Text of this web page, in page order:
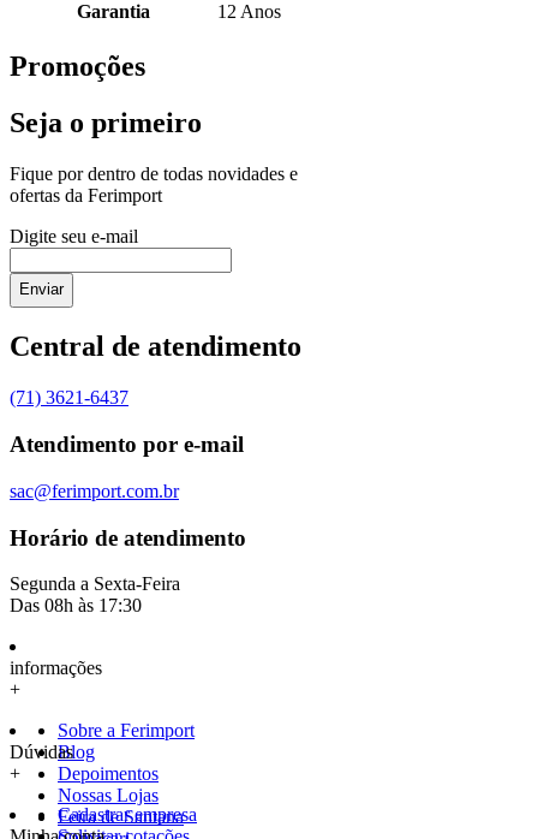
Garantia
12 Anos
Promoções
Seja o primeiro
Fique por dentro de todas novidades e
ofertas da Ferimport
Digite seu e-mail
Enviar
Central de atendimento
(71) 3621-6437
Atendimento por e-mail
sac@ferimport.com.br
Horário de atendimento
Segunda a Sexta-Feira
Das 08h às 17:30
informações
+
Sobre a Ferimport
Blog
Depoimentos
Nossas Lojas
Feira de Santana
Dúvidas
+
Cadastrar empresa